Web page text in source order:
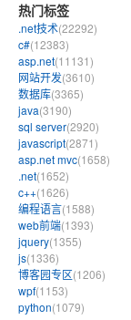
热门标签
.net技术(22292)
c#(12383)
asp.net(11131)
网站开发(3610)
数据库(3365)
java(3190)
sql server(2920)
javascript(2871)
asp.net mvc(1658)
.net(1652)
c++(1626)
编程语言(1588)
web前端(1393)
jquery(1355)
js(1336)
博客园专区(1206)
wpf(1153)
python(1079)